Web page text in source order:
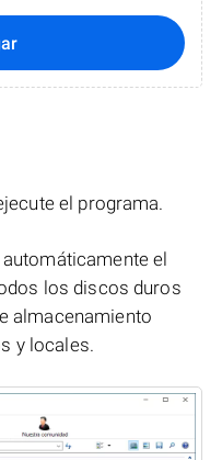
el programa.
el
los discos duros
almacenamiento
y locales.